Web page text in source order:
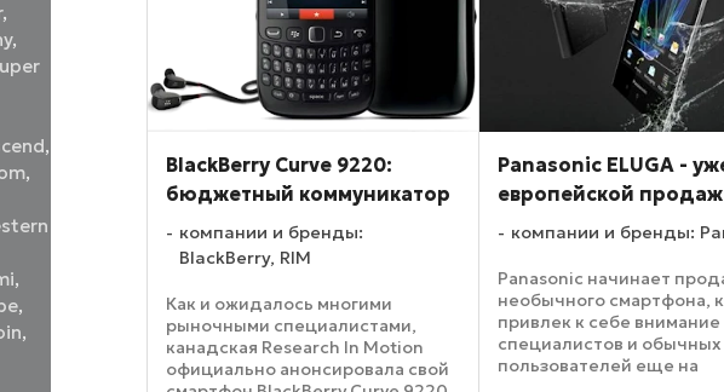
,
,
,
,
,
,
,
BlackBerry Curve 9220:
бюджетный коммуникатор
компании и бренды:
BlackBerry, RIM
Как и ожидалось многими
рыночными специалистами,
канадская Research In Motion
официально анонсировала свой
Panasonic ELUGA -
европейской
компании и бренды:
Panasonic начинает
необычного смартфона,
привлек к себе внимание
специалистов и обычных
пользователей еще на